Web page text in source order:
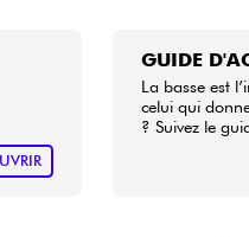
GUIDE
La basse est
celui qui
? Suivez le